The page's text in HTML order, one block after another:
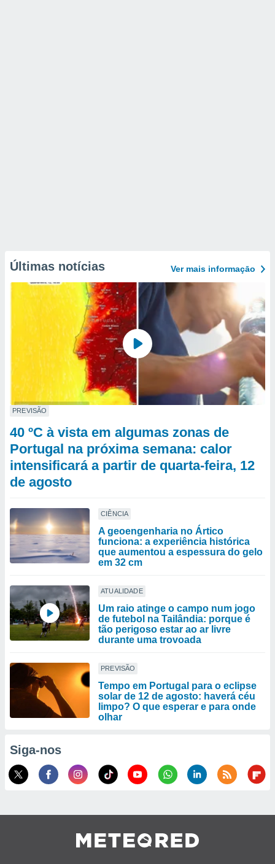
Últimas notícias Ver mais informaçāo
PREVISÃO
40 ºC à vista em algumas zonas de
Portugal na próxima semana: calor
intensificará a partir de quarta-feira, 12
de agosto
CIÊNCIA
A geoengenharia no Ártico
funciona: a experiência histórica
que aumentou a espessura do gelo
em 32 cm
ATUALIDADE
Um raio atinge o campo num jogo
de futebol na Tailândia: porque é
tão perigoso estar ao ar livre
durante uma trovoada
PREVISÃO
Tempo em Portugal para o eclipse
solar de 12 de agosto: haverá céu
limpo? O que esperar e para onde
olhar
Siga-nos